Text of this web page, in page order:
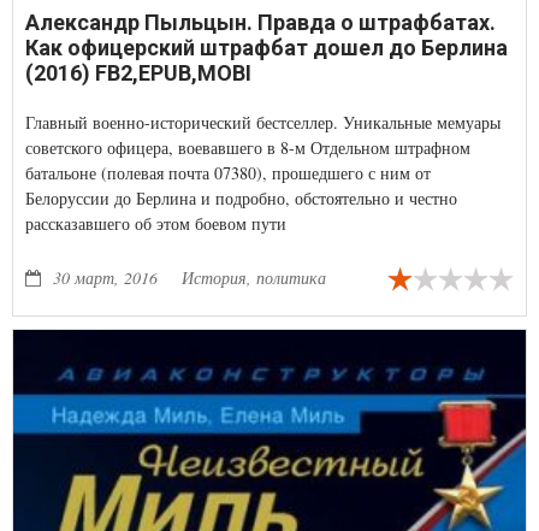
Александр Пыльцын. Правда о штрафбатах.
Как офицерский штрафбат дошел до Берлина
(2016) FB2,EPUB,MOBI
Главный военно-исторический бестселлер. Уникальные мемуары
советского офицера, воевавшего в 8-м Отдельном штрафном
батальоне (полевая почта 07380), прошедшего с ним от
Белоруссии до Берлина и подробно, обстоятельно и честно
рассказавшего об этом боевом пути
30 март, 2016 История, политика